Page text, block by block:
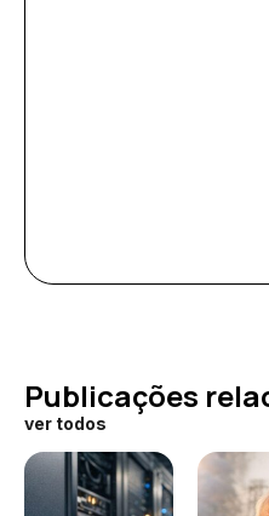
Publicações
ver todos